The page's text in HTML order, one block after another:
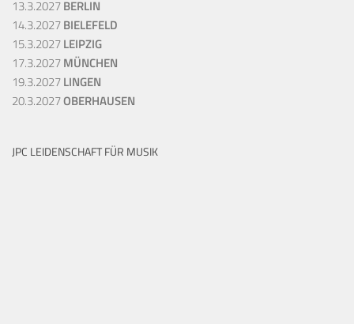
13.3.2027BERLIN
14.3.2027BIELEFELD
15.3.2027LEIPZIG
17.3.2027MÜNCHEN
19.3.2027LINGEN
20.3.2027OBERHAUSEN
JPC LEIDENSCHAFT FÜR MUSIK